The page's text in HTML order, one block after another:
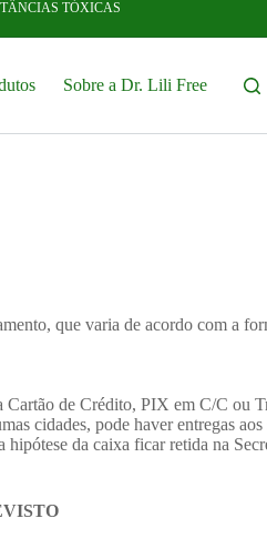
TÓXICAS
Sobre a Dr. Lili Free
que varia de acordo com a
Cartão de Crédito, PIX em C/C ou
cidades, pode haver entregas
da caixa ficar retida na